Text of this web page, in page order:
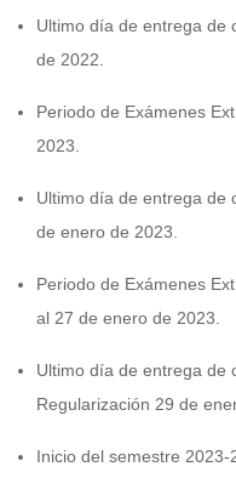
Ultimo día de entrega de
de 2022.
Periodo de Exámenes
2023.
Ultimo día de entrega de
de enero de 2023.
Periodo de Exámenes
al 27 de enero de 2023.
Ultimo día de entrega de
Regularización 29 de
Inicio del semestre 2023-